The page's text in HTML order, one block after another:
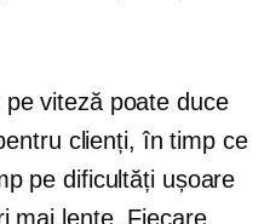
viteză poate duce
clienți, în timp ce
pe dificultăți ușoare
mai lente. Fiecare